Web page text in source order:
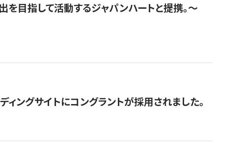
目指して活動するジャパンハートと提携。〜
ングサイトにコングラントが採用されました。